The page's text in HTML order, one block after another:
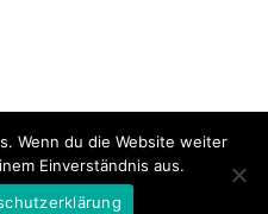
FAQ Kontakt
Impressum
Wenn du die Website weiter
Einverständnis aus.